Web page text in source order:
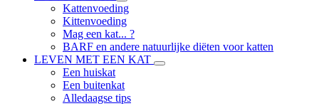
Kattenvoeding
Kittenvoeding
Mag een kat... ?
BARF en andere natuurlijke diëten voor katten
LEVEN MET EEN KAT
Een huiskat
Een buitenkat
Alledaagse tips